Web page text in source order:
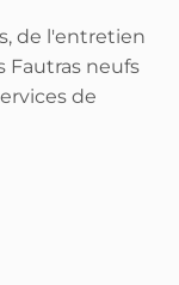
de l'entretien
Fautras neufs
de